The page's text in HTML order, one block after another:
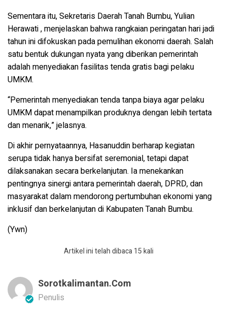
Sementara itu, Sekretaris Daerah Tanah Bumbu,Yulian
Herawati, menjelaskan bahwa rangkaian peringatan hari jadi
tahun ini difokuskan pada pemulihan ekonomi daerah. Salah
satu bentuk dukungan nyata yang diberikan pemerintah
adalah menyediakan fasilitas tenda gratis bagi pelaku
UMKM.
“Pemerintah menyediakan tenda tanpa biaya agar pelaku
UMKM dapat menampilkan produknya dengan lebih tertata
dan menarik,” jelasnya.
Di akhir pernyataannya, Hasanuddin berharap kegiatan
serupa tidak hanya bersifat seremonial, tetapi dapat
dilaksanakan secara berkelanjutan. Ia menekankan
pentingnya sinergi antara pemerintah daerah, DPRD, dan
masyarakat dalam mendorong pertumbuhan ekonomi yang
inklusif dan berkelanjutan di Kabupaten Tanah Bumbu.
(Ywn)
Artikel ini telah dibaca 15 kali
Sorotkalimantan.com
Penulis